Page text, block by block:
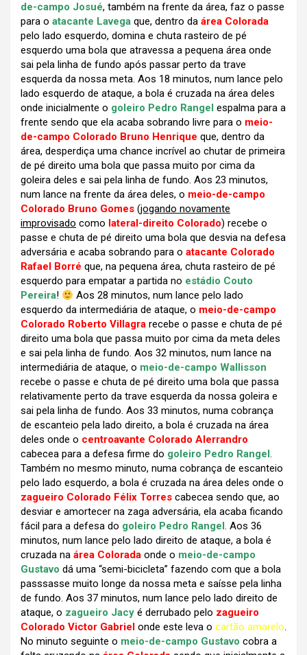
de-campo Josué, também na frente da área, faz o passe
para o atacante Lavega que, dentro da área Colorada
pelo lado esquerdo, domina e chuta rasteiro de pé
esquerdo uma bola que atravessa a pequena área onde
sai pela linha de fundo após passar perto da trave
esquerda da nossa meta. Aos 18 minutos, num lance pelo
lado esquerdo de ataque, a bola é cruzada na área deles
onde inicialmente o goleiro Pedro Rangel espalma para a
frente sendo que ela acaba sobrando livre para o meio-
de-campo Colorado Bruno Henrique que, dentro da
área, desperdiça uma chance incrível ao chutar de primeira
de pé direito uma bola que passa muito por cima da
goleira deles e sai pela linha de fundo. Aos 23 minutos,
num lance na frente da área deles, o meio-de-campo
Colorado Bruno Gomes (jogando novamente
improvisado como lateral-direito Colorado) recebe o
passe e chuta de pé direito uma bola que desvia na defesa
adversária e acaba sobrando para o atacante Colorado
Rafael Borré que, na pequena área, chuta rasteiro de pé
esquerdo para empatar a partida no estádio Couto
Pereira!
Aos 28 minutos, num lance pelo lado
esquerdo da intermediária de ataque, o meio-de-campo
Colorado Roberto Villagra recebe o passe e chuta de pé
direito uma bola que passa muito por cima da meta deles
e sai pela linha de fundo. Aos 32 minutos, num lance na
intermediária de ataque, o meio-de-campo Wallisson
recebe o passe e chuta de pé direito uma bola que passa
relativamente perto da trave esquerda da nossa goleira e
sai pela linha de fundo. Aos 33 minutos, numa cobrança
de escanteio pela lado direito, a bola é cruzada na área
deles onde o centroavante Colorado Alerrandro
cabecea para a defesa firme do goleiro Pedro Rangel.
Também no mesmo minuto, numa cobrança de escanteio
pelo lado esquerdo, a bola é cruzada na área deles onde o
zagueiro Colorado Félix Torres cabecea sendo que, ao
desviar e amortecer na zaga adversária, ela acaba ficando
fácil para a defesa do goleiro Pedro Rangel. Aos 36
minutos, num lance pelo lado direito de ataque, a bola é
cruzada na área Colorada onde o meio-de-campo
Gustavo dá uma “semi-bicicleta” fazendo com que a bola
passsasse muito longe da nossa meta e saísse pela linha
de fundo. Aos 37 minutos, num lance pelo lado direito de
ataque, o zagueiro Jacy é derrubado pelo zagueiro
Colorado Victor Gabriel onde este leva o cartão amarelo.
No minuto seguinte o meio-de-campo Gustavo cobra a